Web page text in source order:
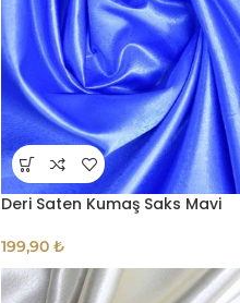
Deri Saten Kumaş Saks Mavi
199,90 ₺